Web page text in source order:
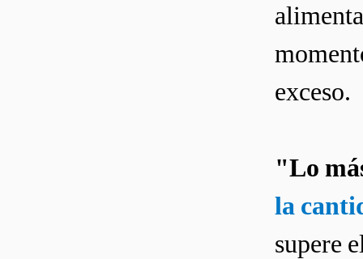
exceso.
"Lo
la
supere